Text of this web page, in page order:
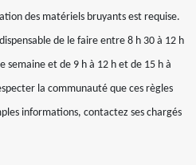
des matériels bruyants est requise.
de le faire entre 8 h 30 à 12 h
semaine et de 9 h à 12 h et de 15 h à
la communauté que ces règles
informations, contactez ses chargés